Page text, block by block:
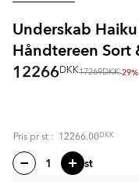
Underskab
Håndtereen Sort
12266DKK17269DKK-29%
Pris pr st : 12266.00DKK
st